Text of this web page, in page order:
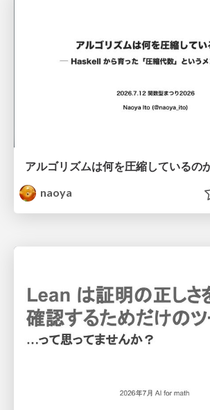
naoya